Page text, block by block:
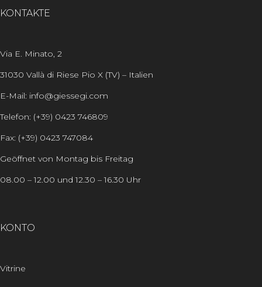
KONTAKTE
Via E. Minato, 2
31030 Vallà di Riese Pio X (TV) – Italien
E-Mail: info@giessegi.com
Telefon: (+39) 0423 746809
Fax: (+39) 0423 747084
Geöffnet von Montag bis Freitag
08.00 – 12.00 und 12.30 – 16.30 Uhr
KONTO
Vitrine